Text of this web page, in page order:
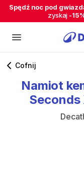
Spędź noc pod
zyskaj -
Cofnij
Namiot
Seconds